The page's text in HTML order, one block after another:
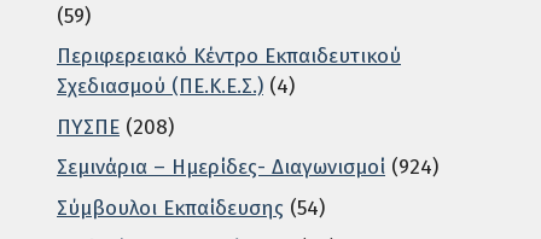
(59)
Περιφερειακό Κέντρο Εκπαιδευτικού
Σχεδιασμού (ΠΕ.Κ.Ε.Σ.) (4)
ΠΥΣΠΕ (208)
Σεμινάρια – Ημερίδες- Διαγωνισμοί (924)
Σύμβουλοι Εκπαίδευσης (54)